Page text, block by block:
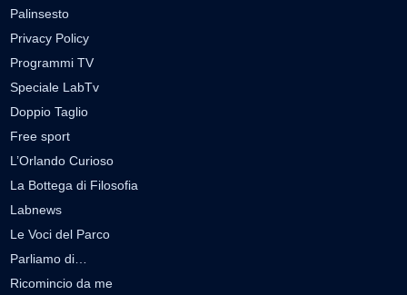
Palinsesto
Privacy Policy
Programmi TV
Speciale LabTv
Doppio Taglio
Free sport
L’Orlando Curioso
La Bottega di Filosofia
Labnews
Le Voci del Parco
Parliamo di…
Ricomincio da me